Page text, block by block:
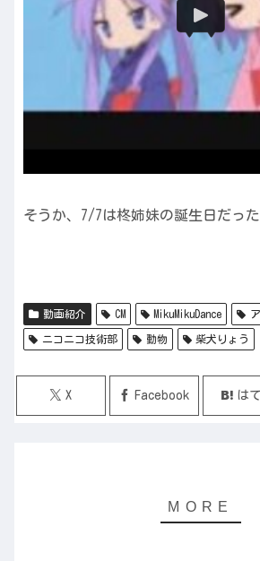
そうか、7/7は柊姉妹の誕生日だっ
動画紹介 CM MikuMikuDance
ニコニコ技術部 動物 柴犬りょう
X Facebook は